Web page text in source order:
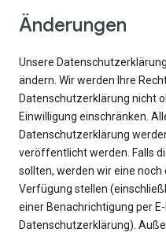
Änderungen
Unsere
ändern. Wir werden Ihre
Datenschutzerklärung nicht
Einwilligung einschränken.
Datenschutzerklärung
veröffentlicht werden. Falls
sollten, werden wir eine
Verfügung stellen
einer Benachrichtigung per
Datenschutzerklärung).